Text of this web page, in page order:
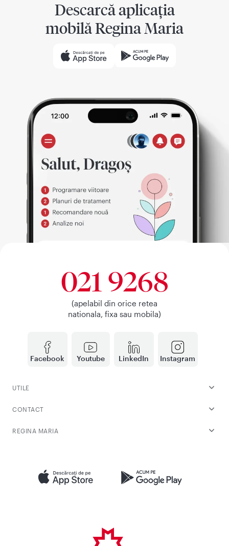
Descarcă aplicația
mobilă Regina Maria
Facebook Youtube LinkedIn Instagram
021 9268
(apelabil din orice retea
nationala, fixa sau mobila)
UTILE
CONTACT
REGINA MARIA